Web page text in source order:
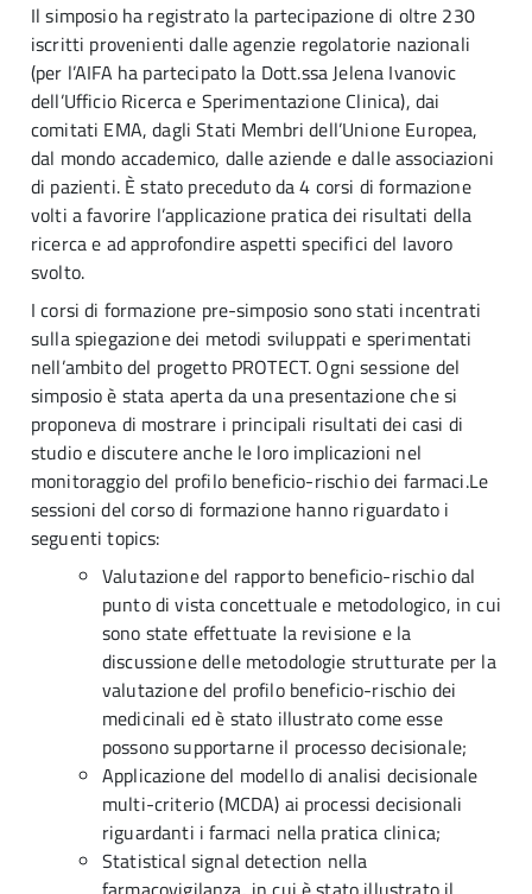
Il simposio ha registrato la partecipazione di oltre 230
iscritti provenienti dalle agenzie regolatorie nazionali
(per l’AIFA ha partecipato la Dott.ssa Jelena Ivanovic
dell’Ufficio Ricerca e Sperimentazione Clinica), dai
comitati EMA, dagli Stati Membri dell’Unione Europea,
dal mondo accademico, dalle aziende e dalle associazioni
di pazienti. È stato preceduto da 4 corsi di formazione
volti a favorire l’applicazione pratica dei risultati della
ricerca e ad approfondire aspetti specifici del lavoro
svolto.
I corsi di formazione pre-simposio sono stati incentrati
sulla spiegazione dei metodi sviluppati e sperimentati
nell’ambito del progetto PROTECT. Ogni sessione del
simposio è stata aperta da una presentazione che si
proponeva di mostrare i principali risultati dei casi di
studio e discutere anche le loro implicazioni nel
monitoraggio del profilo beneficio-rischio dei farmaci.Le
sessioni del corso di formazione hanno riguardato i
seguenti topics:
Valutazione del rapporto beneficio-rischio dal
punto di vista concettuale e metodologico, in cui
sono state effettuate la revisione e la
discussione delle metodologie strutturate per la
valutazione del profilo beneficio-rischio dei
medicinali ed è stato illustrato come esse
possono supportarne il processo decisionale;
Applicazione del modello di analisi decisionale
multi-criterio (MCDA) ai processi decisionali
riguardanti i farmaci nella pratica clinica;
Statistical signal detection nella